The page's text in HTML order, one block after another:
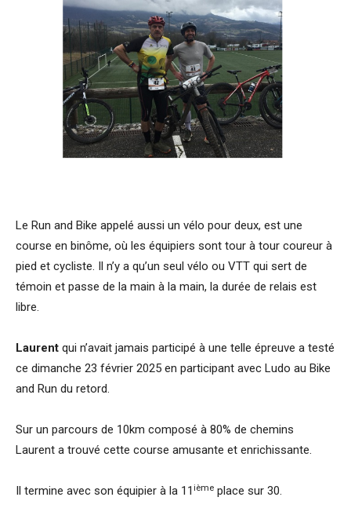
Le Run and Bike appelé aussi un vélo pour deux, est une
course en binôme, où les équipiers sont tour à tour coureur à
pied et cycliste. Il n’y a qu’un seul vélo ou VTT qui sert de
témoin et passe de la main à la main, la durée de relais est
libre.
Laurent qui n’avait jamais participé à une telle épreuve a testé
ce dimanche 23 février 2025 en participant avec Ludo au Bike
and Run du retord.
Sur un parcours de 10km composé à 80% de chemins
Laurent a trouvé cette course amusante et enrichissante.
Il termine avec son équipier à la 11 ième place sur 30.